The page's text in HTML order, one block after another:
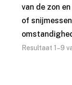
van de zon
of
Resultaat 1–9